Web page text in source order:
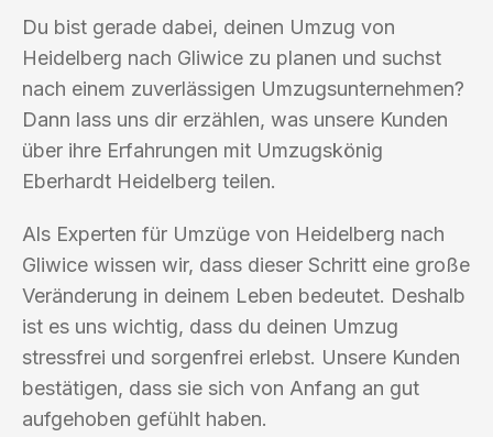
Du bist gerade dabei, deinen Umzug von
Heidelberg nach Gliwice zu planen und suchst
nach einem zuverlässigen Umzugsunternehmen?
Dann lass uns dir erzählen, was unsere Kunden
über ihre Erfahrungen mit Umzugskönig
Eberhardt Heidelberg teilen.
Als Experten für Umzüge von Heidelberg nach
Gliwice wissen wir, dass dieser Schritt eine große
Veränderung in deinem Leben bedeutet. Deshalb
ist es uns wichtig, dass du deinen Umzug
stressfrei und sorgenfrei erlebst. Unsere Kunden
bestätigen, dass sie sich von Anfang an gut
aufgehoben gefühlt haben.